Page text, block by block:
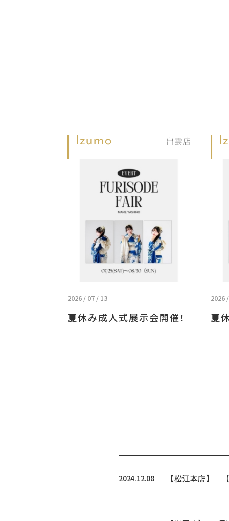
2026 / 07 / 13
夏休み成人式展示会開催！
2026
夏
2024.12.08 【松江本店】